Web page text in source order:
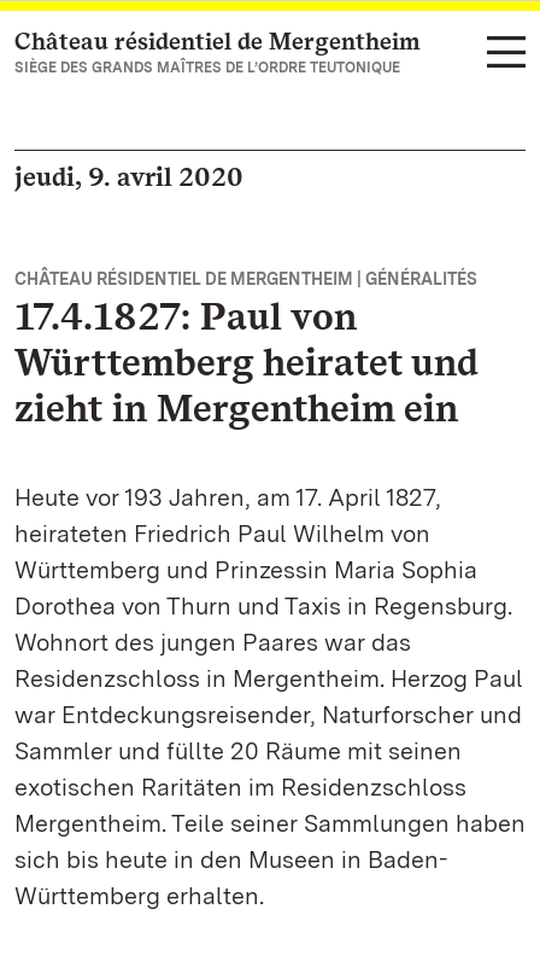
Vers la page d’accueil
Château résidentiel de Mergentheim
SIÈGE DES GRANDS MAÎTRES DE L’ORDRE TEUTONIQUE
jeudi, 9. avril 2020
CHÂTEAU RÉSIDENTIEL DE MERGENTHEIM | GÉNÉRALITÉS
17.4.1827: Paul von
Württemberg heiratet und
zieht in Mergentheim ein
Heute vor 193 Jahren, am 17. April 1827,
heirateten Friedrich Paul Wilhelm von
Württemberg und Prinzessin Maria Sophia
Dorothea von Thurn und Taxis in Regensburg.
Wohnort des jungen Paares war das
Residenzschloss in Mergentheim. Herzog Paul
war Entdeckungsreisender, Naturforscher und
Sammler und füllte 20 Räume mit seinen
exotischen Raritäten im Residenzschloss
Mergentheim. Teile seiner Sammlungen haben
sich bis heute in den Museen in Baden-
Württemberg erhalten.